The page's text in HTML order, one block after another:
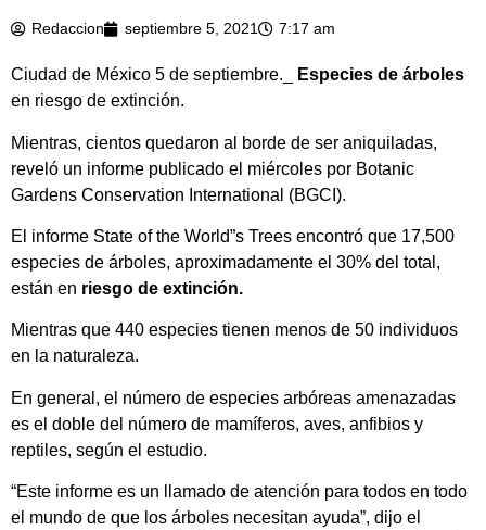
Redaccion septiembre 5, 2021 7:17 am
Ciudad de México 5 de septiembre._
Especies de árboles
en riesgo de extinción.
Mientras, cientos quedaron al borde de ser aniquiladas,
reveló un informe publicado el miércoles por Botanic
Gardens Conservation International (BGCI).
El informe State of the World”s Trees encontró que 17,500
especies de árboles, aproximadamente el 30% del total,
están en riesgo de extinción.
Mientras que 440 especies tienen menos de 50 individuos
en la naturaleza.
En general, el número de especies arbóreas amenazadas
es el doble del número de mamíferos, aves, anfibios y
reptiles, según el estudio.
“Este informe es un llamado de atención para todos en todo
el mundo de que los árboles necesitan ayuda”, dijo el